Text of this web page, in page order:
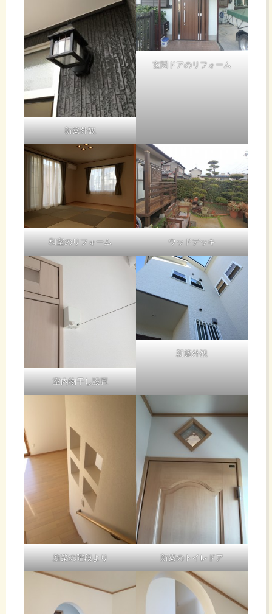
新築外観
玄関ドアのリフォーム
和室のリフォーム ウッドデッキ
室内物干し設置
新築外観
新築の階段より 新築のトイレドア